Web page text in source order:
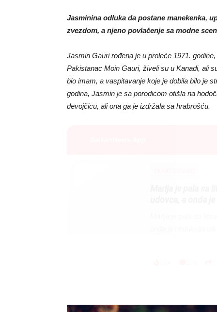
Jasminina odluka da postane manekenka,
zvezdom, a njeno povlačenje sa modne
Jasmin Gauri rođena je u proleće 1971.
Pakistanac Moin Gauri, živeli su u Kanadi, ali
bio imam, a vaspitavanje koje je dobila bilo je
godina, Jasmin je sa porodicom otišla na
devojčicu, ali ona ga je izdržala sa hrabrošću.